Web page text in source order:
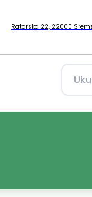
Ratarska 22, 22000